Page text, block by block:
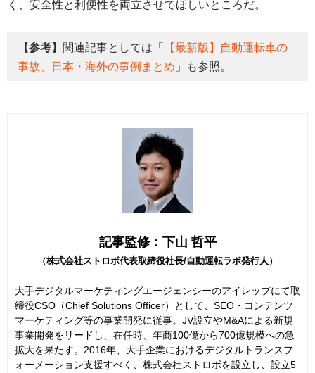
く、安全性と利便性を両立させてほしいところだ。
【参考】 関連記事としては「
【最新版】自動運転車の
事故、日本・海外の事例まとめ 」も参照。
記事監修：下山 哲平
（株式会社ストロボ代表取締役社長/自動運転ラボ発行人）
大手デジタルマーケティングエージェンシーのアイレップにて取
締役CSO（Chief Solutions Officer）として、SEO・コンテンツ
マーケティング等の事業開発に従事。JV設立やM&Aによる新規
事業開発をリードし、在任時、年商100億から700億規模への急
拡大を果たす。2016年、大手企業におけるデジタルトランスフ
ォーメーション支援すべく、株式会社ストロボを設立し、設立5